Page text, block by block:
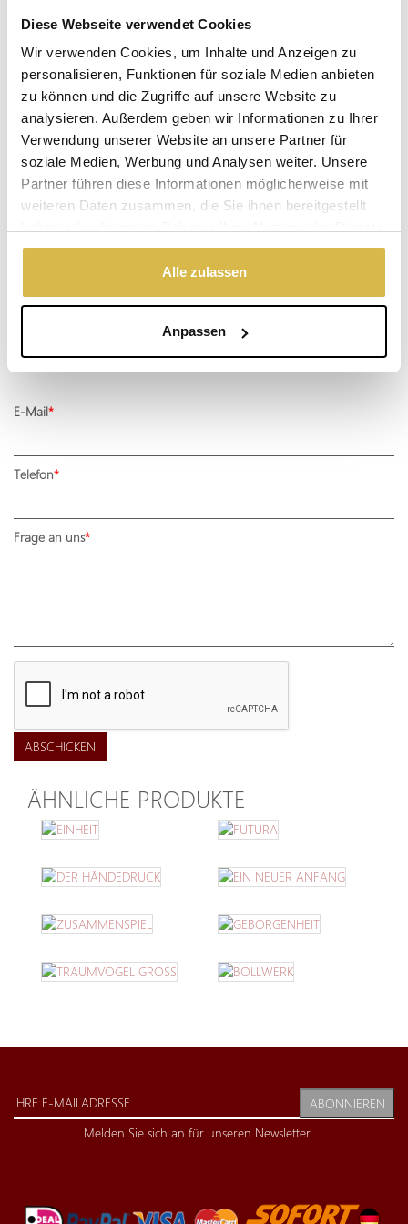
Diese Webseite verwendet Cookies
Wir verwenden Cookies, um Inhalte und Anzeigen zu
personalisieren, Funktionen für soziale Medien anbieten
zu können und die Zugriffe auf unsere Website zu
analysieren. Außerdem geben wir Informationen zu Ihrer
Verwendung unserer Website an unsere Partner für
soziale Medien, Werbung und Analysen weiter. Unsere
Partner führen diese Informationen möglicherweise mit
weiteren Daten zusammen, die Sie ihnen bereitgestellt
gesammelt haben.
Alle zulassen
Anpassen
In den Warenkorb legen
Vorrätig
(Lieferzeit 2-3 Werktagen)
Der angegebene Preis ist inkl.Versandkosten .
Garantie: 1 Jahr
Nicht zufrieden, Geld zurück
Haben Sie eine Frage zu diesem
Produkt?
E-Mail
Telefon
Frage an uns
ABSCHICKEN
ÄHNLICHE PRODUKTE
ABONNIEREN
Melden Sie sich an für unseren Newsletter